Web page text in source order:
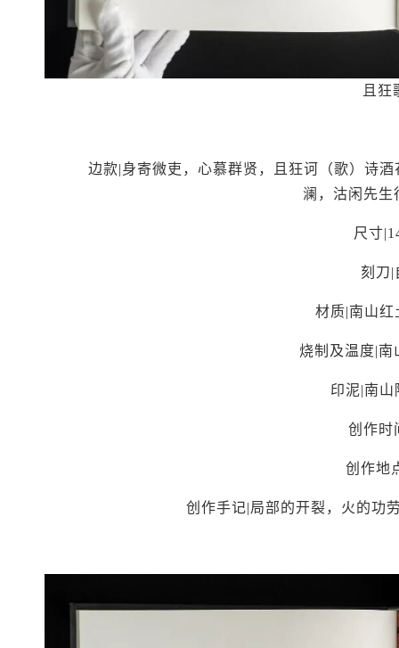
且狂
边款|身寄微吏，心慕群贤，且狂诃（歌）诗
澜，沽闲先生
尺寸
刻刀|
材质|南山红
烧制及温度|
印泥|南山
创作时
创作地
创作手记|局部的开裂，火的功